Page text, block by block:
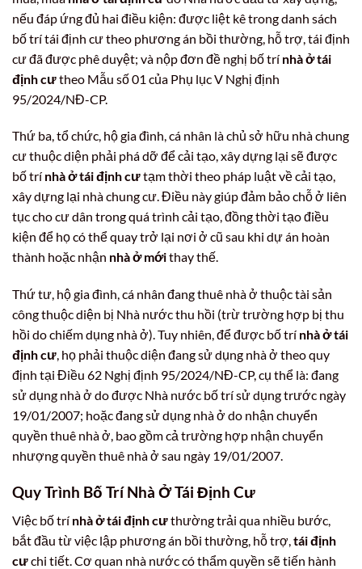
nếu đáp ứng đủ hai điều kiện: được liệt kê trong danh sách
bố trí tái định cư theo phương án bồi thường, hỗ trợ, tái định
cư đã được phê duyệt; và nộp đơn đề nghị bố trí nhà ở tái
định cưtheo Mẫu số 01 của Phụ lục V Nghị định
95/2024/NĐ-CP.
Thứ ba, tổ chức, hộ gia đình, cá nhân là chủ sở hữu nhà chung
cư thuộc diện phải phá dỡ để cải tạo, xây dựng lại sẽ được
bố trí nhà ở tái định cưtạm thời theo pháp luật về cải tạo,
xây dựng lại nhà chung cư. Điều này giúp đảm bảo chỗ ở liên
tục cho cư dân trong quá trình cải tạo, đồng thời tạo điều
kiện để họ có thể quay trở lại nơi ở cũ sau khi dự án hoàn
thành hoặc nhận nhà ở mớithay thế.
Thứ tư, hộ gia đình, cá nhân đang thuê nhà ở thuộc tài sản
công thuộc diện bị Nhà nước thu hồi (trừ trường hợp bị thu
hồi do chiếm dụng nhà ở). Tuy nhiên, để được bố trí nhà ở tái
định cư, họ phải thuộc diện đang sử dụng nhà ở theo quy
định tại Điều 62 Nghị định 95/2024/NĐ-CP, cụ thể là: đang
sử dụng nhà ở do được Nhà nước bố trí sử dụng trước ngày
19/01/2007; hoặc đang sử dụng nhà ở do nhận chuyển
quyền thuê nhà ở, bao gồm cả trường hợp nhận chuyển
nhượng quyền thuê nhà ở sau ngày 19/01/2007.
Quy Trình Bố Trí Nhà Ở Tái Định Cư
Việc bố trí nhà ở tái định cưthường trải qua nhiều bước,
bắt đầu từ việc lập phương án bồi thường, hỗ trợ, tái định
cưchi tiết. Cơ quan nhà nước có thẩm quyền sẽ tiến hành